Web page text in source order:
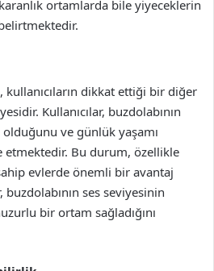
ortamlarda bile yiyeceklerin
kullanıcıların dikkat ettiği bir diğer
Kullanıcılar, buzdolabının
olduğunu ve günlük yaşamı
etmektedir. Bu durum, özellikle
evlerde önemli bir avantaj
buzdolabının ses seviyesinin
bir ortam sağladığını